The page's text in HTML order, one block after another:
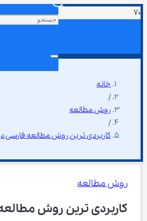
خانه
/
روش مطالعه
/
کاربردی‌ ترین روش مطالعه فارسی دوم
روش مطالعه
کاربردی‌ ترین روش